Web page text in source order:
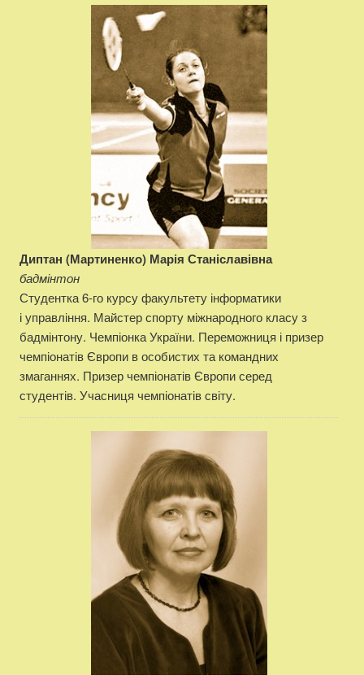
Диптан (Мартиненко) Марія Станіславівна
бадмінтон
Студентка 6-го курсу факультету інформатики
і управління. Майстер спорту міжнародного класу з
бадмінтону. Чемпіонка України. Переможниця і призер
чемпіонатів Європи в особистих та командних
змаганнях. Призер чемпіонатів Європи серед
студентів. Учасниця чемпіонатів світу.